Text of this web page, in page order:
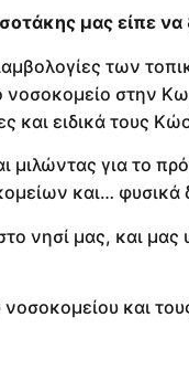
μας είπε να
των
στην
και ειδικά τους
μιλώντας για το
και… φυσικά
νησί μας, και μας
και